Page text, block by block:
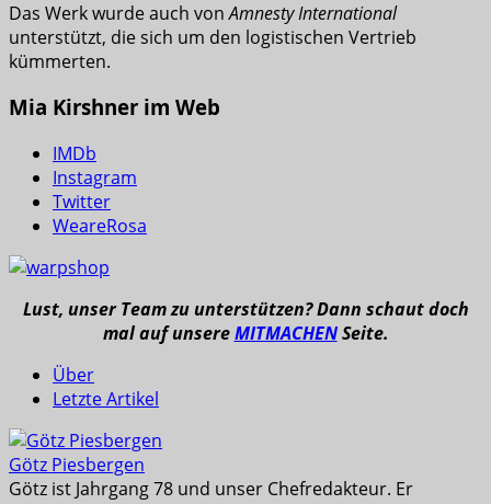
Das Werk wurde auch vonAmnesty International
unterstützt, die sich um den logistischen Vertrieb
kümmerten.
Mia Kirshner im Web
IMDb
Instagram
Twitter
WeareRosa
Lust, unser Team zu unterstützen? Dann schaut doch
mal auf unsereMITMACHENSeite.
Über
Letzte Artikel
Götz Piesbergen
Götz ist Jahrgang 78 und unser Chefredakteur. Er